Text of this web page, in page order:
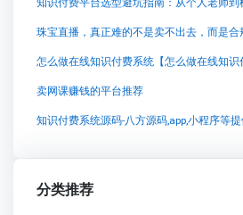
知识付费平台选型避坑指南：从个人老师
珠宝直播，真正难的不是卖不出去，而是
卖网课赚钱的平台推荐
分类推荐